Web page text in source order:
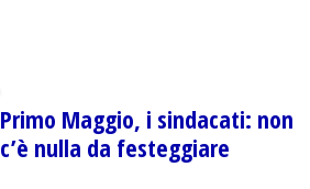
Primo Maggio, i sindacati: non
c’è nulla da festeggiare